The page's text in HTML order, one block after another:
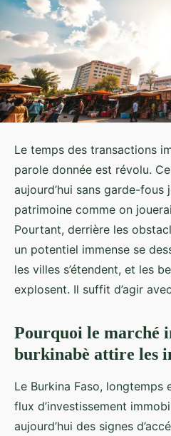
Le temps des transactions
parole donnée est révolu.
aujourd’hui sans garde-fous
patrimoine comme on
Pourtant, derrière les
un potentiel immense se
les villes s’étendent, et les
explosent. Il suffit d’agir
Pourquoi le marché
burkinabè attire les
Le Burkina Faso, longtemps
flux d’investissement
aujourd’hui des signes